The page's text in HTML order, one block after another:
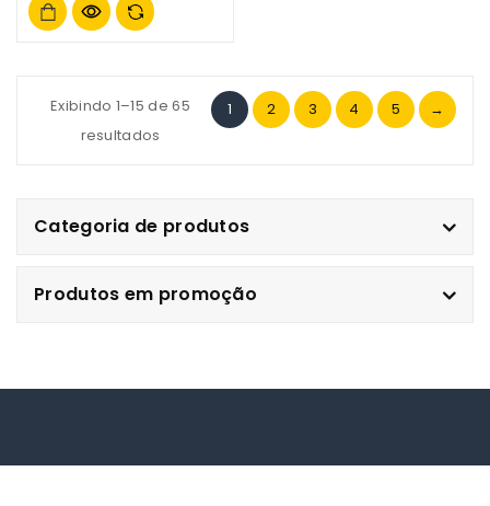
5
1 2 3 4 5 →
Exibindo 1–15 de 65
resultados
Categoria de produtos
Produtos em promoção